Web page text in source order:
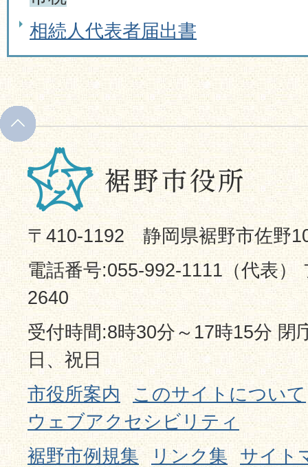
相続人代表者届出書
〒410-1192 静岡県裾野市佐野
電話番号:055-992-1111（代表）
2640
受付時間:8時30分～17時15分 閉
日、祝日
市役所案内
このサイトについて
ウェブアクセシビリティ
裾野市例規集
リンク集
サイト